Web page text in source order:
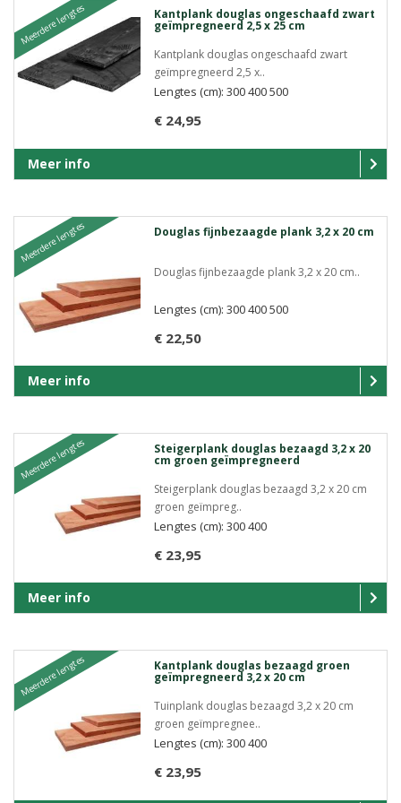
Meerdere lengtes Kantplank douglas ongeschaafd zwart
geïmpregneerd 2,5 x 25 cm
Kantplank douglas ongeschaafd zwart
geïmpregneerd 2,5 x..
€ 24,95
Lengtes (cm): 300 400 500
Meer info
Meerdere lengtes Douglas fijnbezaagde plank 3,2 x 20 cm
Douglas fijnbezaagde plank 3,2 x 20 cm..
€ 22,50
Lengtes (cm): 300 400 500
Meer info
Meerdere lengtes Steigerplank douglas bezaagd 3,2 x 20
cm groen geïmpregneerd
Steigerplank douglas bezaagd 3,2 x 20 cm
groen geïmpreg..
€ 23,95
Lengtes (cm): 300 400
Meer info
Meerdere lengtes Kantplank douglas bezaagd groen
geïmpregneerd 3,2 x 20 cm
Tuinplank douglas bezaagd 3,2 x 20 cm
groen geïmpregnee..
€ 23,95
Lengtes (cm): 300 400